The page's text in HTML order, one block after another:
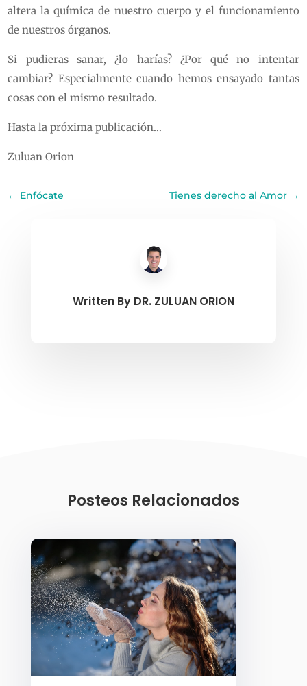
altera la química de nuestro cuerpo y el funcionamiento
de nuestros órganos.
Si pudieras sanar, ¿lo harías? ¿Por qué no intentar
cambiar? Especialmente cuando hemos ensayado tantas
cosas con el mismo resultado.
Hasta la próxima publicación…
Zuluan Orion
← Enfócate Tienes derecho al Amor→
Written By DR. ZULUAN ORION
Posteos Relacionados